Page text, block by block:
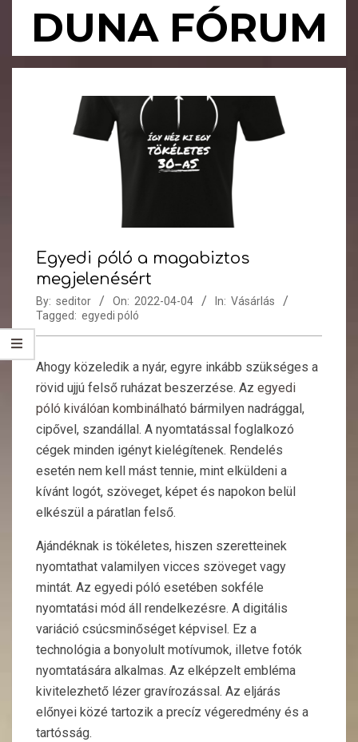
DUNA FÓRUM
Primary
Egyedi póló a magabiztos
megjelenésért
By: seditor On: 2022-04-04 In: Vásárlás
Tagged: egyedi póló
Ahogy közeledik a nyár, egyre inkább szükséges a
rövid ujjú felső ruházat beszerzése. Az egyedi
póló kiválóan kombinálható bármilyen nadrággal,
cipővel, szandállal. A nyomtatással foglalkozó
cégek minden igényt kielégítenek. Rendelés
esetén nem kell mást tennie, mint elküldeni a
kívánt logót, szöveget, képet és napokon belül
elkészül a páratlan felső.
Ajándéknak is tökéletes, hiszen szeretteinek
nyomtathat valamilyen vicces szöveget vagy
mintát. Az egyedi póló esetében sokféle
nyomtatási mód áll rendelkezésre. A digitális
variáció csúcsminőséget képvisel. Ez a
technológia a bonyolult motívumok, illetve fotók
nyomtatására alkalmas. Az elképzelt embléma
kivitelezhető lézer gravírozással. Az eljárás
előnyei közé tartozik a precíz végeredmény és a
tartósság.